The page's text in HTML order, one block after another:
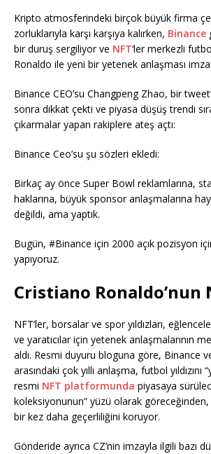
Kripto atmosferindeki birçok büyük firma
zorluklarıyla karşı karşıya kalırken, Binance
bir duruş sergiliyor ve NFT‘ler merkezli
Ronaldo ile yeni bir yetenek anlaşması
Binance CEO’su Changpeng Zhao, bir
sonra dikkat çekti ve piyasa düşüş trendi
çıkarmalar yapan rakiplere ateş açtı:
Binance Ceo’su şu sözleri ekledi:
Birkaç ay önce Super Bowl reklamlarına,
haklarına, büyük sponsor anlaşmalarına
değildi, ama yaptık.
Bugün, #Binance için 2000 açık pozisyon
yapıyoruz.
Cristiano Ronaldo’nun
NFT’ler, borsalar ve spor yıldızları,
ve yaratıcılar için yetenek anlaşmalarının
aldı. Resmi duyuru bloguna göre, Binance
arasındaki çok yıllı anlaşma, futbol yıldızını
resmi NFT platformunda piyasaya
koleksiyonunun” yüzü olarak
bir kez daha geçerliliğini koruyor.
Gönderide ayrıca CZ’nin imzayla ilgili bazı